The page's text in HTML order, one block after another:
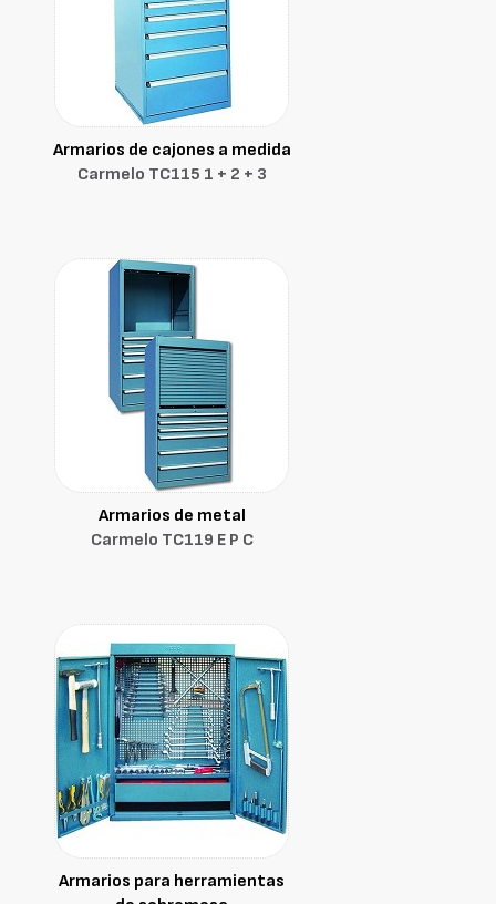
Armarios de cajones a medida
Carmelo TC115 1 + 2 + 3
Armarios de metal
Carmelo TC119 E P C
Armarios para herramientas